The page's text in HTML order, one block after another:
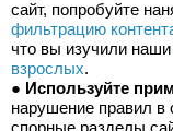
фильтрацию
что вы изучили наши
взрослых.
● Используйте
нарушение правил в
спорные разделы